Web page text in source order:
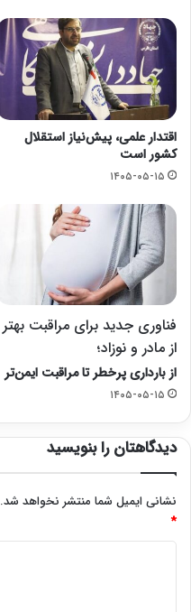
اقتدار علمی، پیش‌نیاز استقلال
کشور است
۱۴۰۵-۰۵-۱۵
فناوری جدید برای مراقبت بهتر
از مادر و نوزاد؛
از بارداری پرخطر تا مراقبت ایمن‌تر
۱۴۰۵-۰۵-۱۵
دیدگاهتان را بنویسید
نشانی ایمیل شما منتشر نخواهد شد.
*